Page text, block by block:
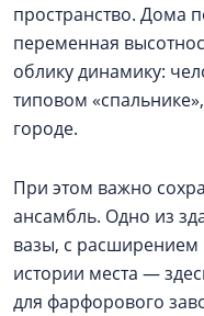
пространство. Дома
переменная
облику динамику:
типовом
городе.
При этом важно
ансамбль. Одно из
вазы, с расширением
истории места —
для фарфорового